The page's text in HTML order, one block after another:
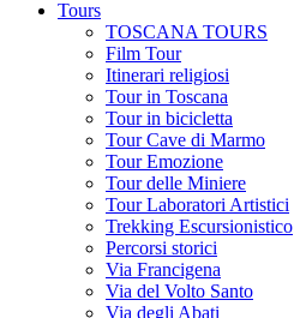
Tours
TOSCANA TOURS
Film Tour
Itinerari religiosi
Tour in Toscana
Tour in bicicletta
Tour Cave di Marmo
Tour Emozione
Tour delle Miniere
Tour Laboratori Artistici
Trekking Escursionistico
Percorsi storici
Via Francigena
Via del Volto Santo
Via degli Abati